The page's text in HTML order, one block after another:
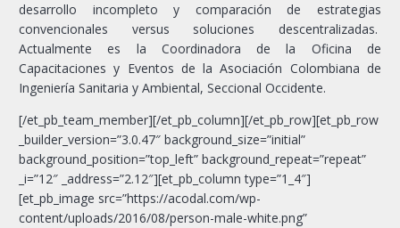
desarrollo incompleto y comparación de estrategias
convencionales versus soluciones descentralizadas.
Actualmente es la Coordinadora de la Oficina de
Capacitaciones y Eventos de la Asociación Colombiana de
Ingeniería Sanitaria y Ambiental, Seccional Occidente.
[/et_pb_team_member][/et_pb_column][/et_pb_row][et_pb_row
_builder_version=”3.0.47″ background_size=”initial”
background_position=”top_left” background_repeat=”repeat”
_i=”12″ _address=”2.12″][et_pb_column type=”1_4″]
[et_pb_image src=”https://acodal.com/wp-
content/uploads/2016/08/person-male-white.png”